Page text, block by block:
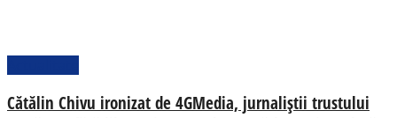
Cătălin Chivu ironizat de 4GMedia, jurnaliștii trustului